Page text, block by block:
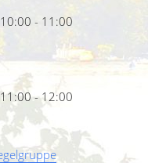
- 11:00
- 12:00